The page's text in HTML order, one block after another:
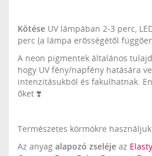
Kötése UV lámpában 2-3 perc,
perc (a lámpa erősségétől
A neon pigmentek általános
hogy UV fény/napfény hatására
intenzitásukból és fakulhatnak.
őket ❣️
Természetes körmökre
Az anyag alapozó zseléje az